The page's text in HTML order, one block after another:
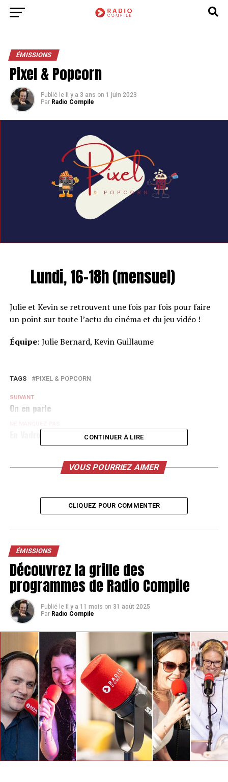
ÉMISSIONS
Pixel & Popcorn
Publié le Il y a 3 ans on 1 juin 2023
Par Radio Compile
Lundi, 16-18h (mensuel)
Julie et Kevin se retrouvent une fois par fois pour faire
un point sur toute l’actu du cinéma et du jeu vidéo !
Équipe: Julie Bernard, Kevin Guillaume
TAGS PIXEL & POPCORN
SUIVANT
On en parle
En Vadrouille CONTINUER À LIRE
VOUS POURRIEZ AIMER
CLIQUEZ POUR COMMENTER
ÉMISSIONS
Découvrez la grille des
programmes de Radio Compile
Publié le Il y a 11 mois on 31 août 2025
Par Radio Compile